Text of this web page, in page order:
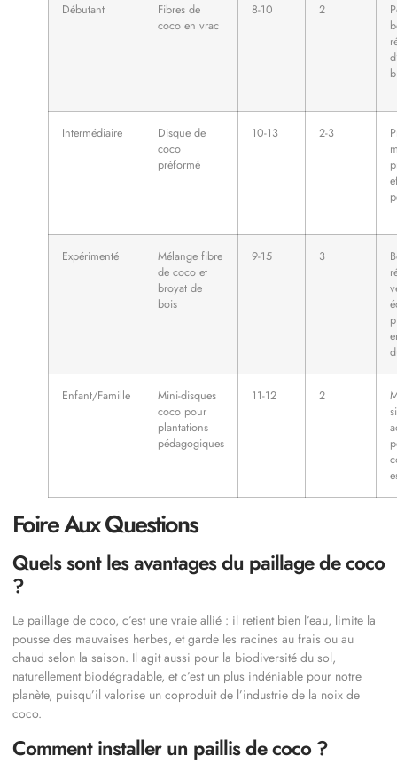
Débutant
Fibres de
coco en vrac
8-10 2
Intermédiaire
Disque de
coco
préformé
10-13 2-3
Expérimenté
Mélange fibre
de coco et
broyat de
bois
9-15 3
Enfant/Famille
Mini-disques
coco pour
plantations
pédagogiques
11-12 2
Foire Aux Questions
Quels sont les avantages du paillage de coco
?
Le paillage de coco, c’est une vraie allié : il retient bien l’eau, limite la
pousse des mauvaises herbes, et garde les racines au frais ou au
chaud selon la saison. Il agit aussi pour la biodiversité du sol,
naturellement biodégradable, et c’est un plus indéniable pour notre
planète, puisqu’il valorise un coproduit de l’industrie de la noix de
coco.
Comment installer un paillis de coco ?